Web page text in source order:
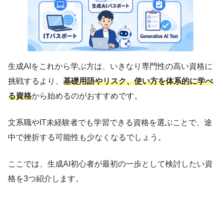
生成AIをこれから学ぶ方は、いきなり専門性の高い資格に
挑戦するより、 基礎用語やリスク、使い方を体系的に学べ
る資格から始めるのがおすすめです。
文系職やIT未経験者でも学習できる資格を選ぶことで、途
中で挫折する可能性も少なくなるでしょう。
ここでは、生成AI初心者が最初の一歩として検討したい資
格を3つ紹介します。